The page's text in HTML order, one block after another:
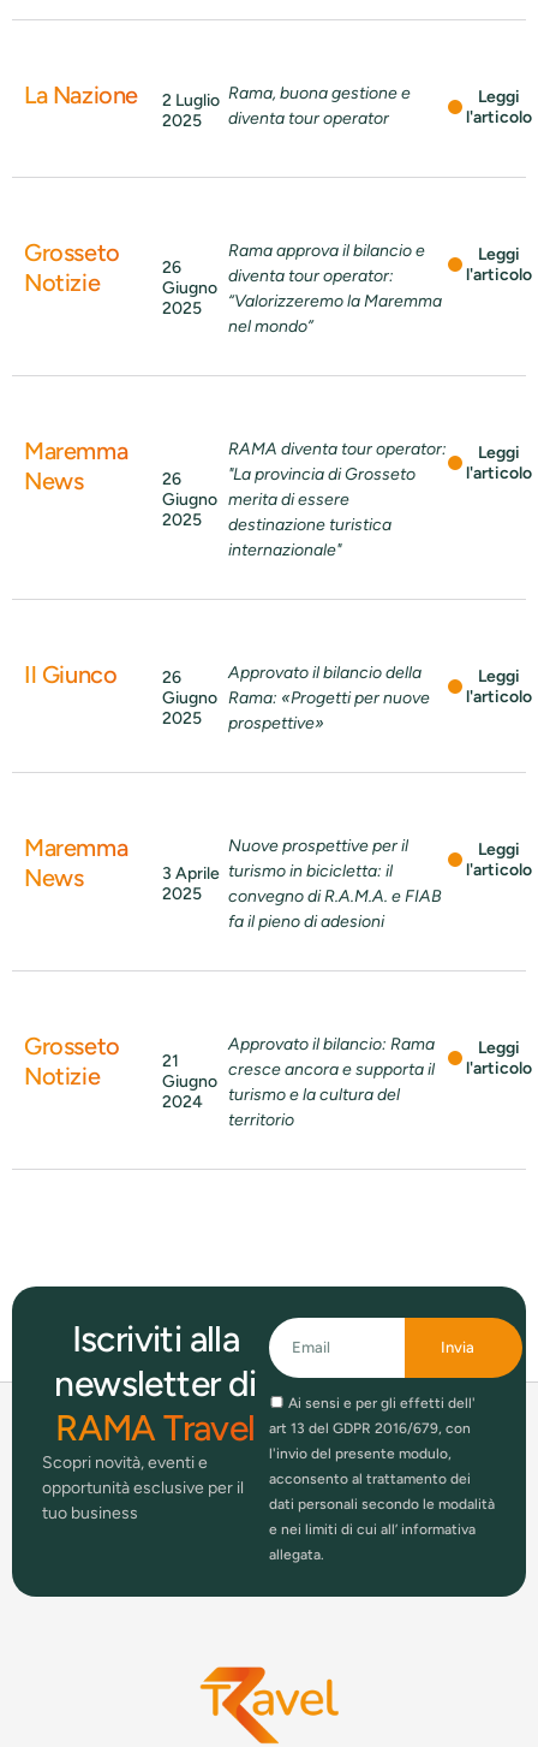
2 Luglio
2025
La Nazione
Rama, buona gestione e
diventa tour operator
Leggi
l'articolo
26
Giugno
2025
Grosseto
Notizie
Rama approva il bilancio e
diventa tour operator:
“Valorizzeremo la Maremma
nel mondo”
Leggi
l'articolo
26
Giugno
2025
Maremma
News
RAMA diventa tour operator:
"La provincia di Grosseto
merita di essere
destinazione turistica
internazionale"
Leggi
l'articolo
26
Giugno
2025
Il Giunco
Approvato il bilancio della
Rama: «Progetti per nuove
prospettive»
Leggi
l'articolo
3 Aprile
2025
Maremma
News
Nuove prospettive per il
turismo in bicicletta: il
convegno di R.A.M.A. e FIAB
fa il pieno di adesioni
Leggi
l'articolo
21
Giugno
2024
Grosseto
Notizie
Approvato il bilancio: Rama
cresce ancora e supporta il
turismo e la cultura del
territorio
Leggi
l'articolo
Iscriviti alla
newsletter di
RAMA Travel
Scopri novità, eventi e
opportunità esclusive per il
tuo business
Ai sensi e per gli effetti dell'
art 13 del GDPR 2016/679, con
l'invio del presente modulo,
acconsento al trattamento dei
dati personali secondo le modalità
e nei limiti di cui all’ informativa
allegata.
Invia